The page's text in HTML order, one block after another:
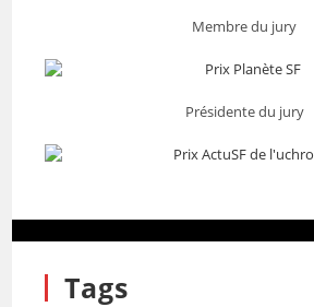
Membre du jury
Présidente du jury
Tags